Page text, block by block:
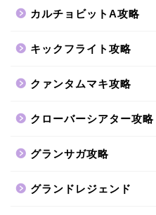
カルチョビットA攻略
キックフライト攻略
クァンタムマキ攻略
クローバーシアター攻略
グランサガ攻略
グランドレジェンド